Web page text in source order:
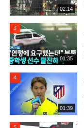
02:14
01:35
01:39